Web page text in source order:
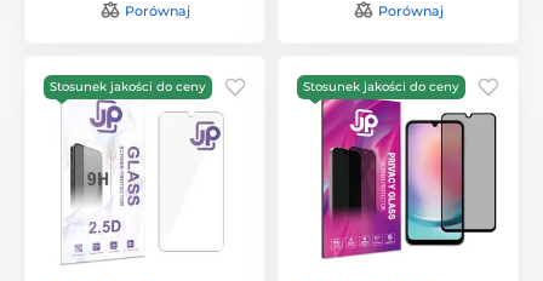
Porównaj Porównaj
Stosunek jakości do ceny Stosunek jakości do ceny